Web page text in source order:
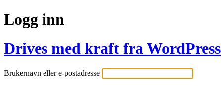
Logg inn
Drives med kraft fra WordPress
Brukernavn eller e-postadresse